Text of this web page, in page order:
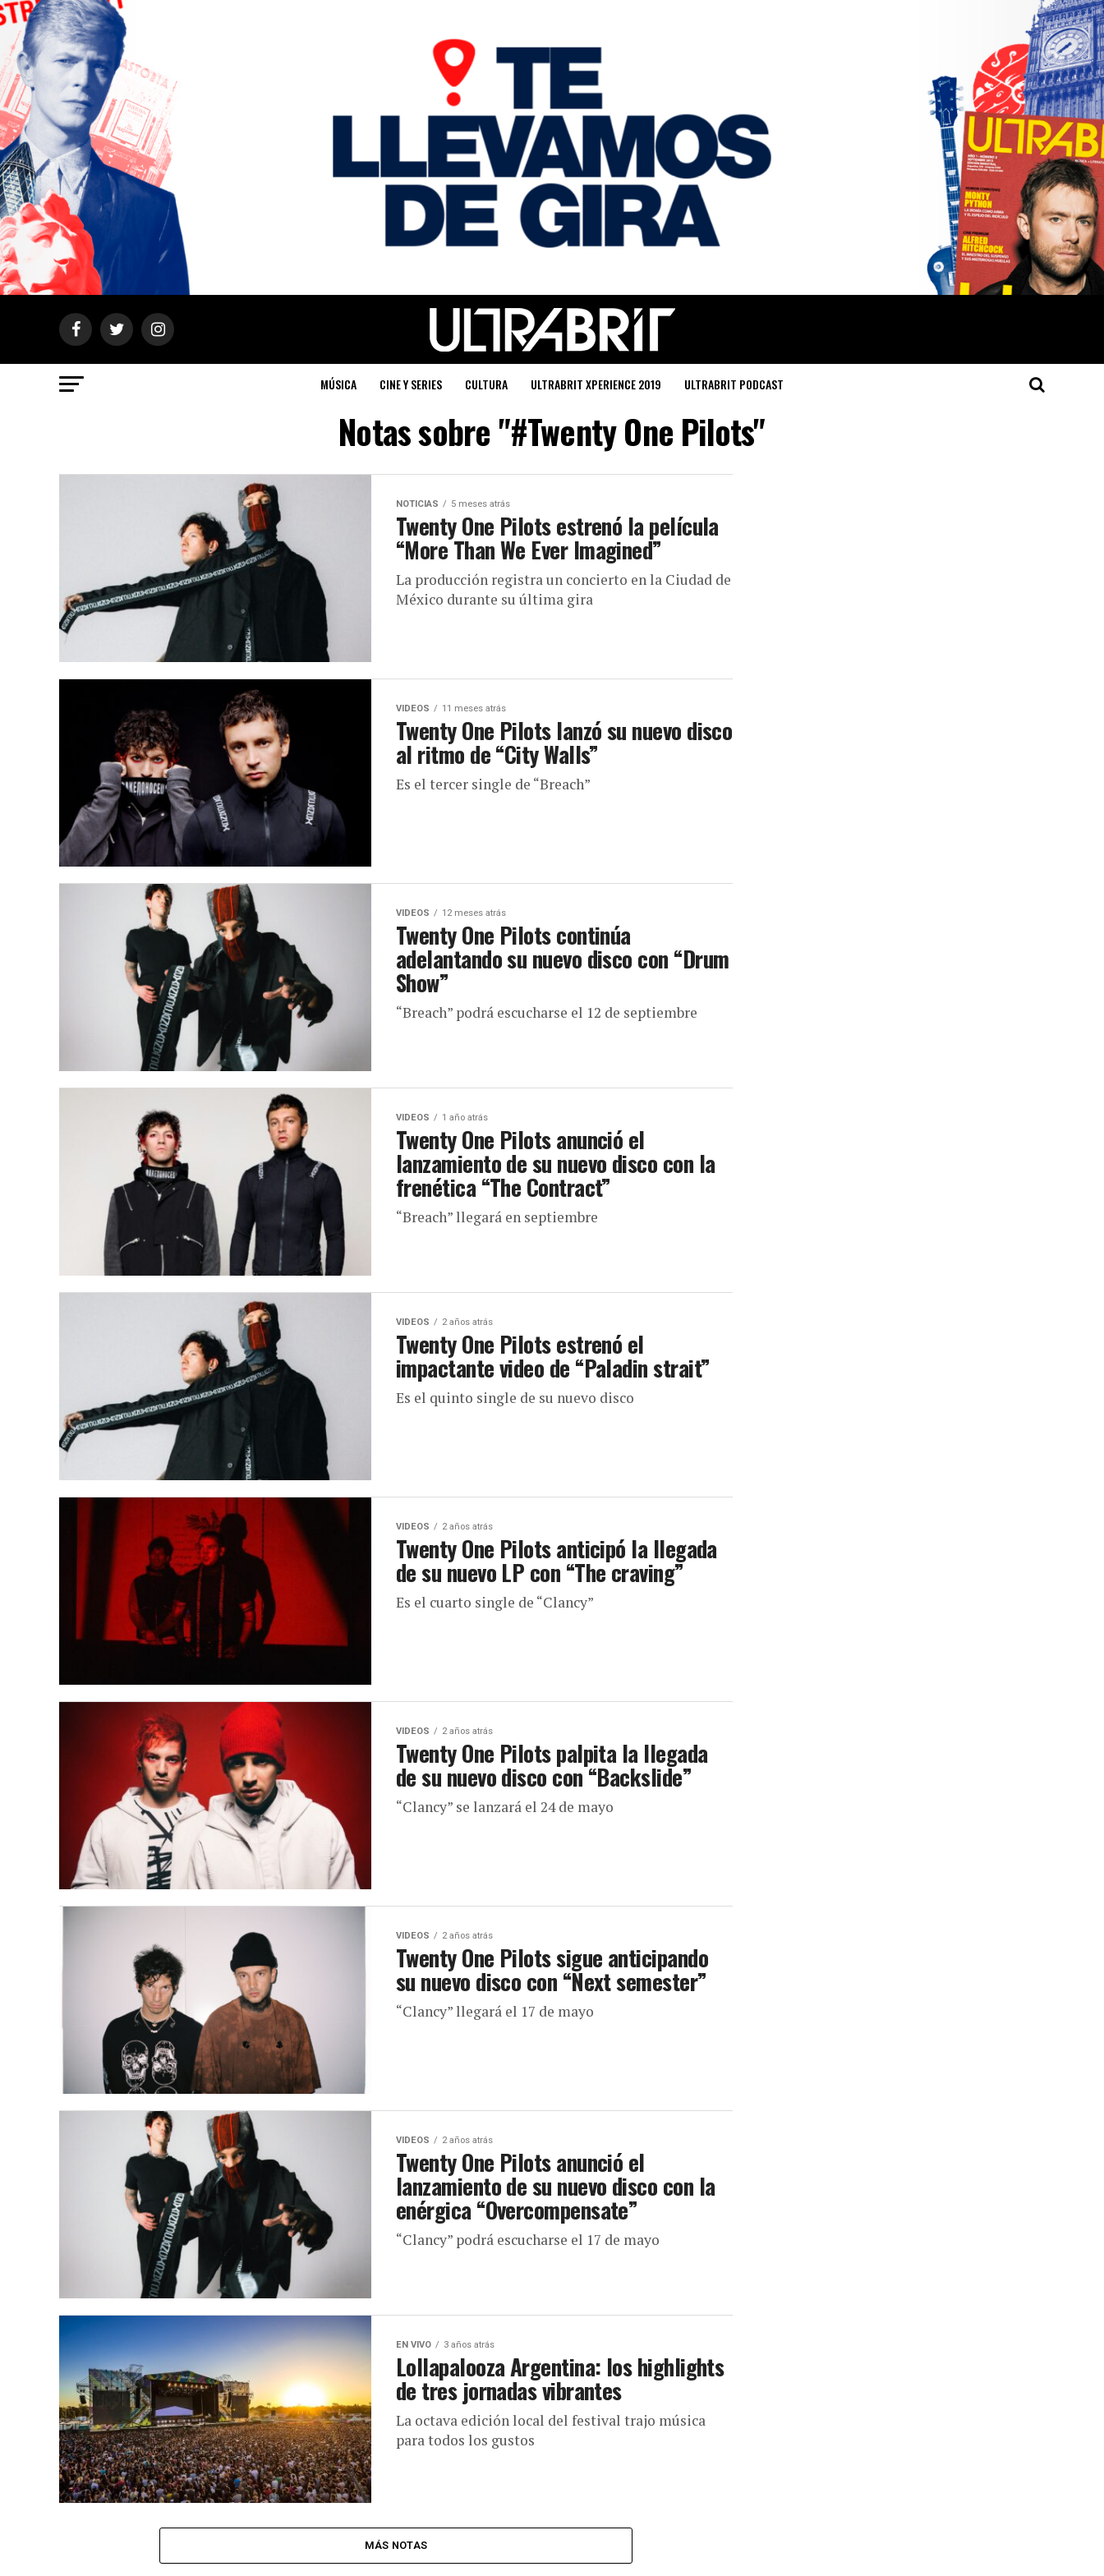
MÚSICA CINE Y SERIES CULTURA ULTRABRIT XPERIENCE 2019 ULTRABRIT PODCAST
Notas sobre "#Twenty One Pilots"
NOTICIAS 5 meses atrás
Twenty One Pilots estrenó la película
“More Than We Ever Imagined”
La producción registra un concierto en la Ciudad de
México durante su última gira
VIDEOS 11 meses atrás
Twenty One Pilots lanzó su nuevo disco
al ritmo de “City Walls”
Es el tercer single de “Breach”
VIDEOS 12 meses atrás
Twenty One Pilots continúa
adelantando su nuevo disco con “Drum
Show”
“Breach” podrá escucharse el 12 de septiembre
VIDEOS 1 año atrás
Twenty One Pilots anunció el
lanzamiento de su nuevo disco con la
frenética “The Contract”
“Breach” llegará en septiembre
VIDEOS 2 años atrás
Twenty One Pilots estrenó el
impactante video de “Paladin strait”
Es el quinto single de su nuevo disco
VIDEOS 2 años atrás
Twenty One Pilots anticipó la llegada
de su nuevo LP con “The craving”
Es el cuarto single de “Clancy”
VIDEOS 2 años atrás
Twenty One Pilots palpita la llegada
de su nuevo disco con “Backslide”
“Clancy” se lanzará el 24 de mayo
VIDEOS 2 años atrás
Twenty One Pilots sigue anticipando
su nuevo disco con “Next semester”
“Clancy” llegará el 17 de mayo
VIDEOS 2 años atrás
Twenty One Pilots anunció el
lanzamiento de su nuevo disco con la
enérgica “Overcompensate”
“Clancy” podrá escucharse el 17 de mayo
EN VIVO 3 años atrás
Lollapalooza Argentina: los highlights
de tres jornadas vibrantes
La octava edición local del festival trajo música
para todos los gustos
MÁS NOTAS